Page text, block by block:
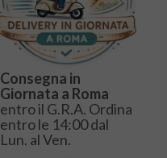
Consegna in
Giornata a Roma
entro il G.R.A. Ordina
entro le 14:00 dal
Lun. al Ven.